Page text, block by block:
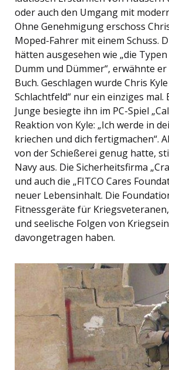
oder auch den Umgang mit
Ohne Genehmigung erschoss
Moped-Fahrer mit einem Schuss.
hätten ausgesehen wie „die Typen
Dumm und Dümmer“, erwähnte
Buch. Geschlagen wurde Chris
Schlachtfeld“ nur ein einziges mal.
Junge besiegte ihn im PC-Spiel
Reaktion von Kyle: „Ich werde in
kriechen und dich fertigmachen“.
von der Schießerei genug hatte,
Navy aus. Die Sicherheitsfirma
und auch die „FITCO Cares
neuer Lebensinhalt. Die
Fitnessgeräte für
und seelische Folgen von
davongetragen haben.